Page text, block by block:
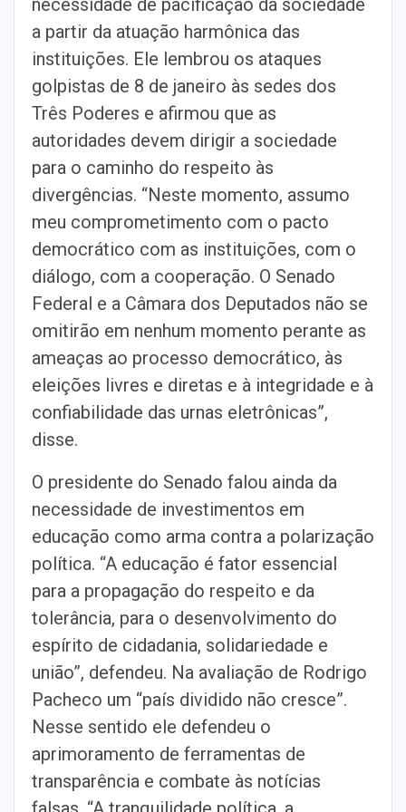
necessidade de pacificação da sociedade
a partir da atuação harmônica das
instituições. Ele lembrou os ataques
golpistas de 8 de janeiro às sedes dos
Três Poderes e afirmou que as
autoridades devem dirigir a sociedade
para o caminho do respeito às
divergências. “Neste momento, assumo
meu comprometimento com o pacto
democrático com as instituições, com o
diálogo, com a cooperação. O Senado
Federal e a Câmara dos Deputados não se
omitirão em nenhum momento perante as
ameaças ao processo democrático, às
eleições livres e diretas e à integridade e à
confiabilidade das urnas eletrônicas”,
disse.
O presidente do Senado falou ainda da
necessidade de investimentos em
educação como arma contra a polarização
política. “A educação é fator essencial
para a propagação do respeito e da
tolerância, para o desenvolvimento do
espírito de cidadania, solidariedade e
união”, defendeu. Na avaliação de Rodrigo
Pacheco um “país dividido não cresce”.
Nesse sentido ele defendeu o
aprimoramento de ferramentas de
transparência e combate às notícias